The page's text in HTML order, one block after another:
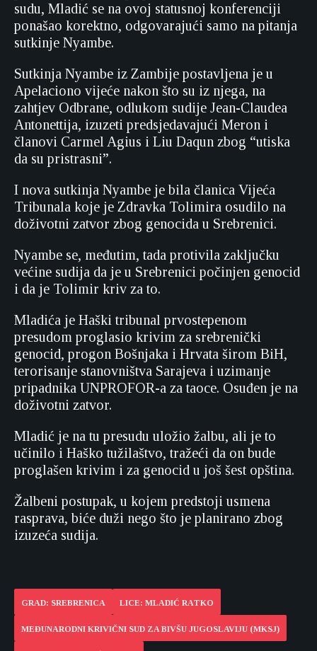
sudu, Mladić se na ovoj statusnoj konferenciji
ponašao korektno, odgovarajući samo na pitanja
sutkinje Nyambe.
Sutkinja Nyambe iz Zambije postavljena je u
Apelaciono vijeće nakon što su iz njega, na
zahtjev Odbrane, odlukom sudije Jean-Claudea
Antonettija, izuzeti predsjedavajući Meron i
članovi Carmel Agius i Liu Daqun zbog “utiska
da su pristrasni”.
I nova sutkinja Nyambe je bila članica Vijeća
Tribunala koje je Zdravka Tolimira osudilo na
doživotni zatvor zbog genocida u Srebrenici.
Nyambe se, međutim, tada protivila zaključku
većine sudija da je u Srebrenici počinjen genocid
i da je Tolimir kriv za to.
Mladića je Haški tribunal prvostepenom
presudom proglasio krivim za srebrenički
genocid, progon Bošnjaka i Hrvata širom BiH,
terorisanje stanovništva Sarajeva i uzimanje
pripadnika UNPROFOR-a za taoce. Osuđen je na
doživotni zatvor.
Mladić je na tu presudu uložio žalbu, ali je to
učinilo i Haško tužilaštvo, tražeći da on bude
proglašen krivim i za genocid u još šest opština.
Žalbeni postupak, u kojem predstoji usmena
rasprava, biće duži nego što je planirano zbog
izuzeća sudija.
GRAD: SREBRENICA LICE: MLADIĆ RATKO
MEĐUNARODNI KRIVIČNI SUD ZA BIVŠU JUGOSLAVIJU (MKSJ)